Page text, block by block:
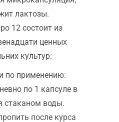
лактозы.
12 состоит из
ценных
культур:
по применению:
по 1 капсуле в
стаканом воды.
после курса